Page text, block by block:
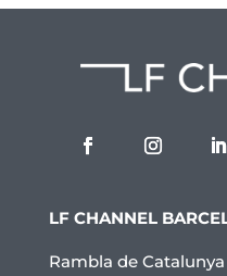
LF CHANNEL
Rambla de Catalunya